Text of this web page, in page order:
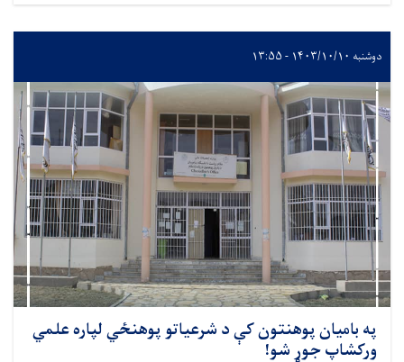
دوشنبه ۱۴۰۳/۱۰/۱۰ - ۱۳:۵۵
په بامیان پوهنتون کې د شرعیاتو پوهنځي لپاره علمي
ورکشاپ جوړ شو!